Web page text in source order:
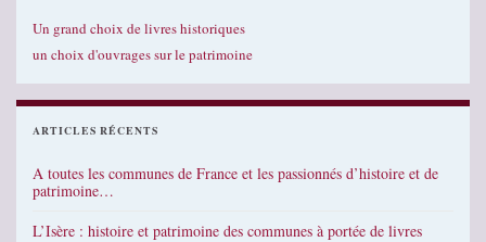
Un grand choix de livres historiques
un choix d'ouvrages sur le patrimoine
ARTICLES RÉCENTS
A toutes les communes de France et les passionnés d’histoire et de
patrimoine…
L’Isère : histoire et patrimoine des communes à portée de livres